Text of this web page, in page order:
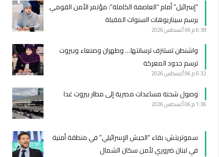
“إسرائيل” أمام “العاصفة الكاملة”: مؤتمر الأمن القومي
يرسم سيناريوهات السنوات المقبلة
6:38 م 06 أغسطس 2026
واشنطن تستنزف ترسانتها… وطهران وصنعاء وبيروت
ترسم حدود المعركة
6:32 م 06 أغسطس 2026
وصول شحنة مساعدات مصرية إلى مطار بيروت غدا
1:36 م 06 أغسطس 2026
سموتريتش: بقاء “الجيش الإسرائيلي” في منطقة أمنية
في لبنان ضروري لأمن سكان الشمال